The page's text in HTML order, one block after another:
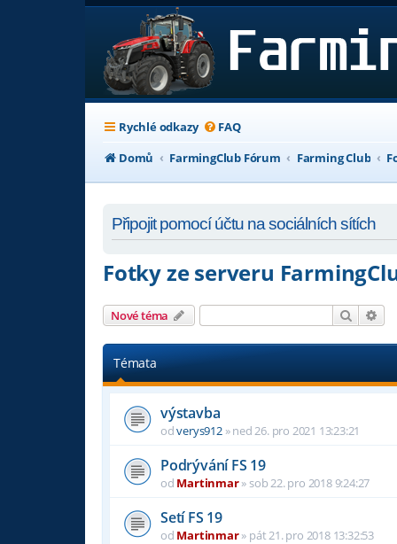
Rychlé odkazy FAQ
Domů
FarmingClub Fórum Farming Club
Připojit pomocí účtu na sociálních sítích
Fotky ze serveru
Nové téma Hledat
Témata
výstavba
odverys912»ned 26. pro 2021 13:23:21
Podrývání FS 19
od Martinmar» sob 22. pro 2018 9:24:27
Setí FS 19
od Martinmar» pát 21. pro 2018 13:32:53